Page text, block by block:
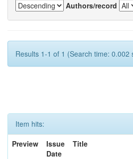
Authors/record
Results 1-1 of 1 (Search time: 0.002
Item hits:
Preview
Issue
Date
Title